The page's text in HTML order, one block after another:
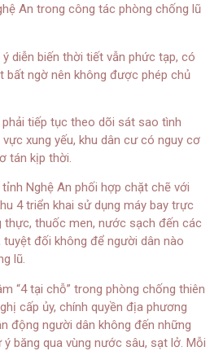
An trong công tác phòng chống lũ
diễn biến thời tiết vẫn phức tạp, có
bất ngờ nên không được phép chủ
tiếp tục theo dõi sát sao tình
xung yếu, khu dân cư có nguy cơ
tán kịp thời.
Nghệ An phối hợp chặt chẽ với
4 triển khai sử dụng máy bay trực
thực, thuốc men, nước sạch đến các
tuyệt đối không để người dân nào
lũ.
“4 tại chỗ” trong phòng chống thiên
cấp ủy, chính quyền địa phương
động người dân không đến những
băng qua vùng nước sâu, sạt lở. Mỗi